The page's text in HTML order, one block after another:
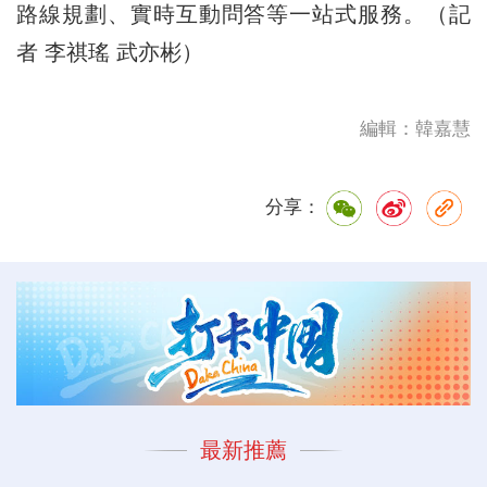
路線規劃、實時互動問答等一站式服務。（記
者 李祺瑤 武亦彬）
編輯：韓嘉慧
分享：
最新推薦